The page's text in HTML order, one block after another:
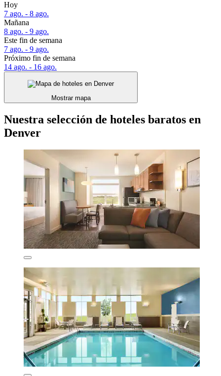
Hoy
7 ago. - 8 ago.
Mañana
8 ago. - 9 ago.
Este fin de semana
7 ago. - 9 ago.
Próximo fin de semana
14 ago. - 16 ago.
Mostrar mapa
Nuestra selección de hoteles baratos en
Denver